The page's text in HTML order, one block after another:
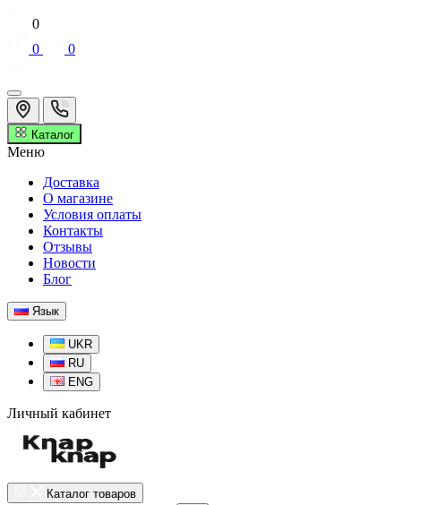
0
0
0
Каталог
Меню
Доставка
О магазине
Условия оплаты
Контакты
Отзывы
Новости
Блог
Язык
UKR
RU
ENG
Личный кабинет
Каталог товаров